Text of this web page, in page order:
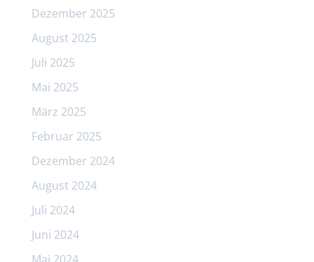
Dezember 2025
August 2025
Juli 2025
Mai 2025
März 2025
Februar 2025
Dezember 2024
August 2024
Juli 2024
Juni 2024